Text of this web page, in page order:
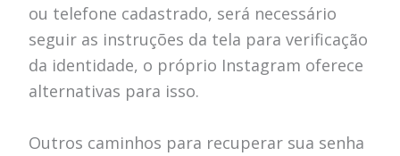
ou telefone cadastrado, será necessário
seguir as instruções da tela para verificação
da identidade, o próprio Instagram oferece
alternativas para isso.
Outros caminhos para recuperar sua senha